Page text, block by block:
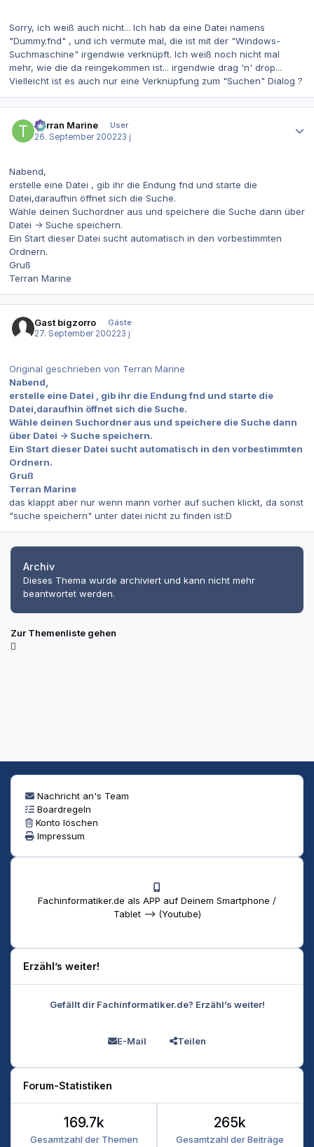
Sorry, ich weiß auch nicht... Ich hab da eine Datei namens
"Dummy.fnd" , und ich vermute mal, die ist mit der "Windows-
Suchmaschine" irgendwie verknüpft. Ich weiß noch nicht mal
mehr, wie die da reingekommen ist... irgendwie drag 'n' drop...
Vielleicht ist es auch nur eine Verknüpfung zum "Suchen" Dialog ?
Terran Marine
User
26. September 200223 j
Nabend,
erstelle eine Datei , gib ihr die Endung fnd und starte die
Datei,daraufhin öffnet sich die Suche.
Wähle deinen Suchordner aus und speichere die Suche dann über
Datei -> Suche speichern.
Ein Start dieser Datei sucht automatisch in den vorbestimmten
Ordnern.
Gruß
Terran Marine
Gast bigzorro
Gäste
27. September 200223 j
Original geschrieben von Terran Marine
Nabend,
erstelle eine Datei , gib ihr die Endung fnd und starte die
Datei,daraufhin öffnet sich die Suche.
Wähle deinen Suchordner aus und speichere die Suche dann
über Datei -> Suche speichern.
Ein Start dieser Datei sucht automatisch in den vorbestimmten
Ordnern.
Gruß
Terran Marine
das klappt aber nur wenn mann vorher auf suchen klickt, da sonst
"suche speichern" unter datei nicht zu finden ist:D
Archiv
Dieses Thema wurde archiviert und kann nicht mehr
beantwortet werden.
Zur Themenliste gehen
Nachricht an's Team
Boardregeln
Konto löschen
Impressum
Fachinformatiker.de als APP auf Deinem Smartphone /
Tablet --> (Youtube)
Erzähl’s weiter!
Gefällt dir Fachinformatiker.de? Erzähl’s weiter!
E-Mail Teilen
Forum-Statistiken
Gesamtzahl der Themen
169.7k
Gesamtzahl der Beiträge
265k